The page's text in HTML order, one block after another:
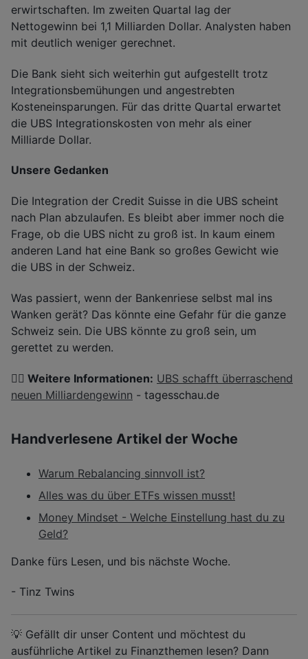
erwirtschaften. Im zweiten Quartal lag der
Nettogewinn bei 1,1 Milliarden Dollar. Analysten haben
mit deutlich weniger gerechnet.
Die Bank sieht sich weiterhin gut aufgestellt trotz
Integrationsbemühungen und angestrebten
Kosteneinsparungen. Für das dritte Quartal erwartet
die UBS Integrationskosten von mehr als einer
Milliarde Dollar.
Unsere Gedanken
Die Integration der Credit Suisse in die UBS scheint
nach Plan abzulaufen. Es bleibt aber immer noch die
Frage, ob die UBS nicht zu groß ist. In kaum einem
anderen Land hat eine Bank so großes Gewicht wie
die UBS in der Schweiz.
Was passiert, wenn der Bankenriese selbst mal ins
Wanken gerät? Das könnte eine Gefahr für die ganze
Schweiz sein. Die UBS könnte zu groß sein, um
gerettet zu werden.
👉🏽 Weitere Informationen: UBS schafft überraschend
neuen Milliardengewinn - tagesschau.de
Handverlesene Artikel der Woche
Warum Rebalancing sinnvoll ist?
Alles was du über ETFs wissen musst!
Money Mindset - Welche Einstellung hast du zu
Geld?
Danke fürs Lesen, und bis nächste Woche.
- Tinz Twins
💡 Gefällt dir unser Content und möchtest du
ausführliche Artikel zu Finanzthemen lesen? Dann